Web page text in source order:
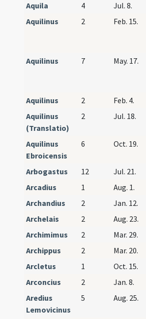
Aquila
4
Jul. 8.
Aquilinus
2 Feb. 15.
Aquilinus
7 May. 17.
Aquilinus 2
Feb. 4.
Aquilinus
(Translatio)
2 Jul. 18.
Aquilinus
Ebroicensis
6 Oct. 19.
Arbogastus 12
Jul. 21.
Arcadius
1
Aug. 1.
Archandius
2
Jan. 12.
Archelais
2
Aug. 23.
Archimimus
2
Mar. 29.
Archippus
2
Mar. 20.
Arcletus
1
Oct. 15.
Arconcius
2
Jan. 8.
Aredius
Lemovicinus
5 Aug. 25.